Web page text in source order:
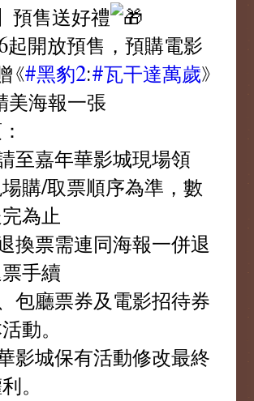
預售送好禮
起開放預售，預購電影
《#黑豹2:#瓦干達萬歲》
美海報一張
至嘉年華影城現場領
購/取票順序為準，數
為止
換票需連同海報一併退
手續
包廳票券及電影招待券
動。
影城保有活動修改最終
。